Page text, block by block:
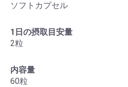
ソフトカプセル
1日の摂取目安量
2粒
内容量
60粒